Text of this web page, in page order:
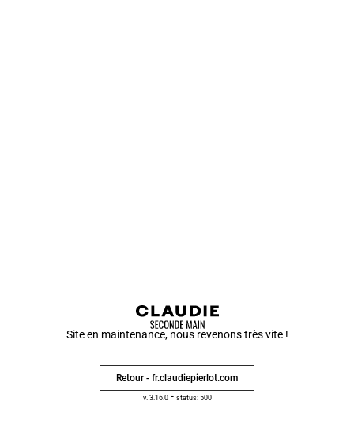
Site en maintenance, nous revenons très vite !
Retour - fr.claudiepierlot.com
v. 3.16.0- status: 500